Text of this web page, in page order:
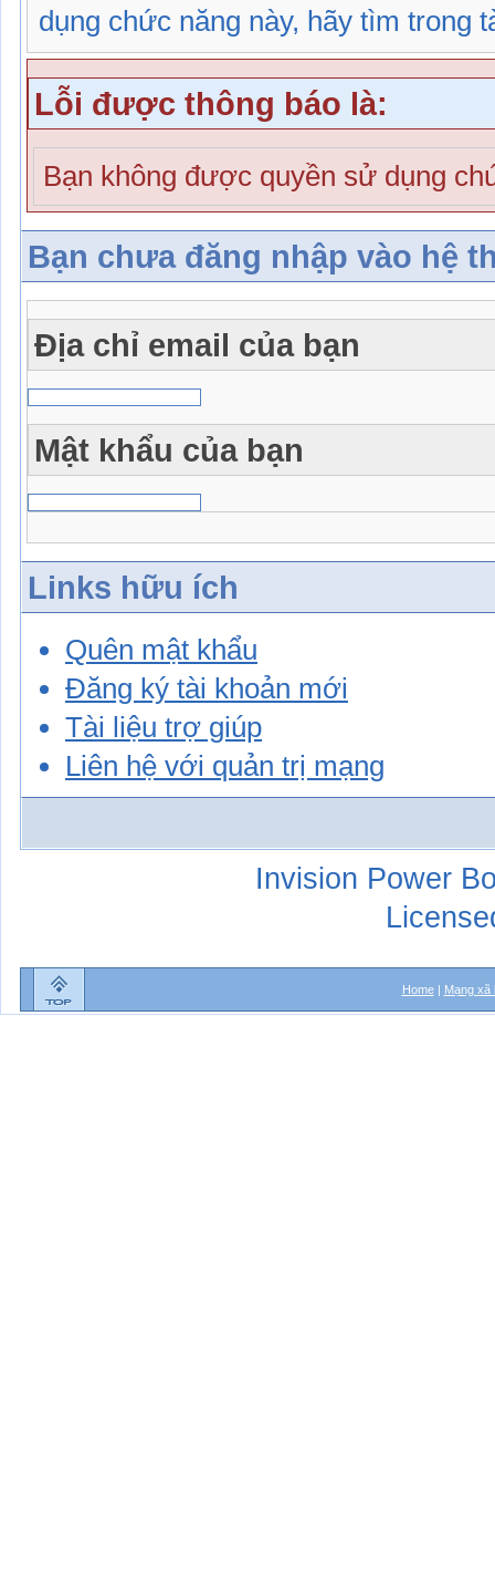
dụng chức năng này, hãy tìm trong
Lỗi được thông báo là:
Bạn không được quyền sử dụng
Bạn chưa đăng nhập vào hệ
Địa chỉ email của bạn
Mật khẩu của bạn
Links hữu ích
Quên mật khẩu
Đăng ký tài khoản mới
Tài liệu trợ giúp
Liên hệ với quản trị mạng
Invision Power
Home| Mạng xã